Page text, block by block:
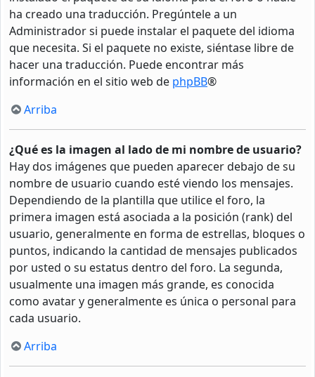
ha creado una traducción. Pregúntele a un
Administrador si puede instalar el paquete del idioma
que necesita. Si el paquete no existe, siéntase libre de
hacer una traducción. Puede encontrar más
información en el sitio web de phpBB®
Arriba
¿Qué es la imagen al lado de mi nombre de usuario?
Hay dos imágenes que pueden aparecer debajo de su
nombre de usuario cuando esté viendo los mensajes.
Dependiendo de la plantilla que utilice el foro, la
primera imagen está asociada a la posición (rank) del
usuario, generalmente en forma de estrellas, bloques o
puntos, indicando la cantidad de mensajes publicados
por usted o su estatus dentro del foro. La segunda,
usualmente una imagen más grande, es conocida
como avatar y generalmente es única o personal para
cada usuario.
Arriba